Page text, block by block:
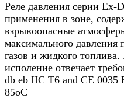
Реле давления серии Ex-
применения в зоне,
взрывоопасные
максимального давления
газов и жидкого
исполение отвечает
db eb IIC T6 and CE
85oC